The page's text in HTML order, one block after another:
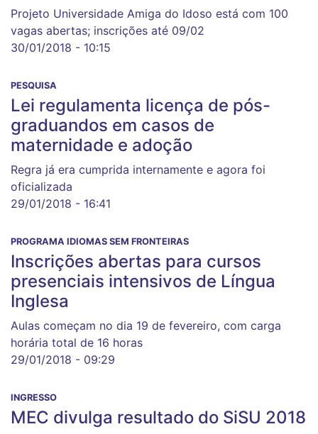
Projeto Universidade Amiga do Idoso está com 100
vagas abertas; inscrições até 09/02
30/01/2018 - 10:15
PESQUISA
Lei regulamenta licença de pós-
graduandos em casos de
maternidade e adoção
Regra já era cumprida internamente e agora foi
oficializada
29/01/2018 - 16:41
PROGRAMA IDIOMAS SEM FRONTEIRAS
Inscrições abertas para cursos
presenciais intensivos de Língua
Inglesa
Aulas começam no dia 19 de fevereiro, com carga
horária total de 16 horas
29/01/2018 - 09:29
INGRESSO
MEC divulga resultado do SiSU 2018